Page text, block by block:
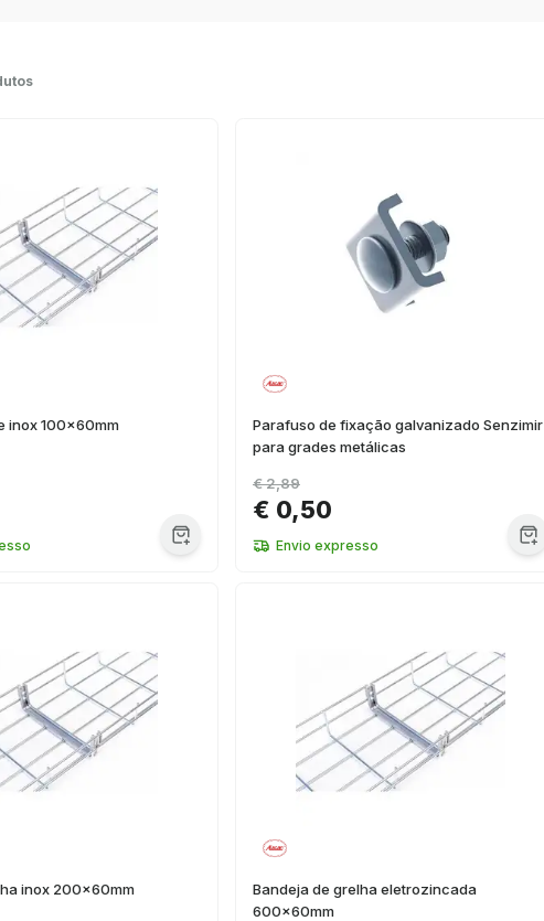
inox 100x60mm
Parafuso de fixação galvanizado Senzimir
para grades metálicas
€ 0,50
€ 2,89
Envio expresso
inox 200x60mm
Bandeja de grelha eletrozincada
600x60mm